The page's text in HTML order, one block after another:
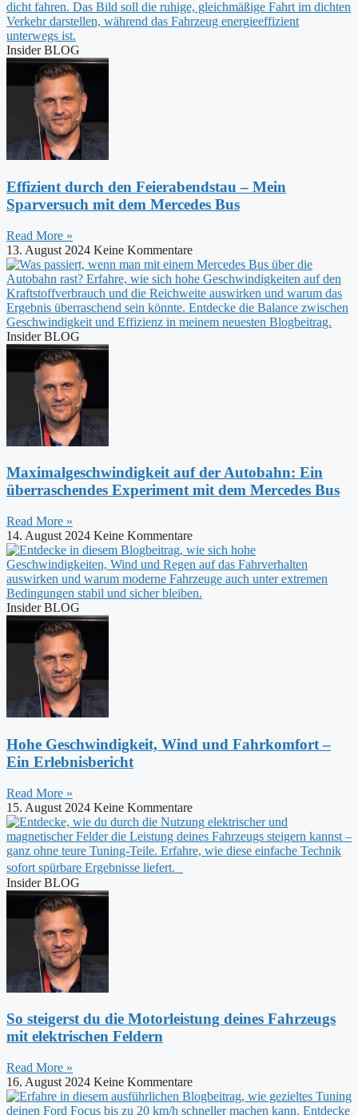
Insider BLOG
Effizient durch den Feierabendstau – Mein
Sparversuch mit dem Mercedes Bus
Read More »
13. August 2024 Keine Kommentare
Insider BLOG
Maximalgeschwindigkeit auf der Autobahn: Ein
überraschendes Experiment mit dem Mercedes Bus
Read More »
14. August 2024 Keine Kommentare
Insider BLOG
Hohe Geschwindigkeit, Wind und Fahrkomfort –
Ein Erlebnisbericht
Read More »
15. August 2024 Keine Kommentare
Insider BLOG
So steigerst du die Motorleistung deines Fahrzeugs
mit elektrischen Feldern
Read More »
16. August 2024 Keine Kommentare